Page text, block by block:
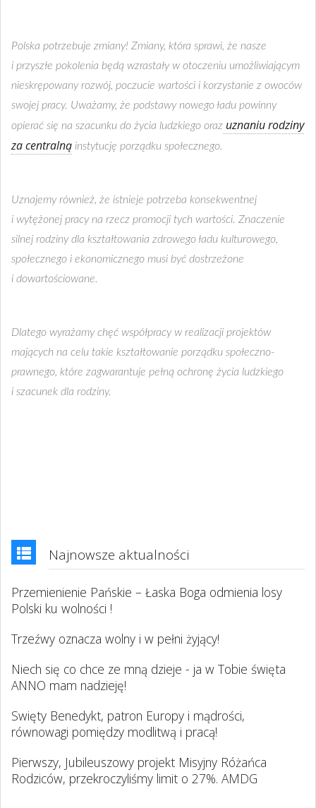
Polska potrzebuje zmiany! Zmiany, która sprawi, że nasze
i przyszłe pokolenia będą wzrastały w otoczeniu umożliwiającym
nieskrępowany rozwój, poczucie wartości i korzystanie z owoców
swojej pracy. Uważamy, że podstawy nowego ładu powinny
opierać się na szacunku do życia ludzkiego oraz uznaniu rodziny
za centralną instytucję porządku społecznego.
Uznajemy również, że istnieje potrzeba konsekwentnej
i wytężonej pracy na rzecz promocji tych wartości. Znaczenie
silnej rodziny dla kształtowania zdrowego ładu kulturowego,
społecznego i ekonomicznego musi być dostrzeżone
i dowartościowane.
Dlatego wyrażamy chęć współpracy w realizacji projektów
mających na celu takie kształtowanie porządku społeczno-
prawnego, które zagwarantuje pełną ochronę życia ludzkiego
i szacunek dla rodziny.
Najnowsze aktualności
Przemienienie Pańskie – Łaska Boga odmienia losy
Polski ku wolności !
Trzeźwy oznacza wolny i w pełni żyjący!
Niech się co chce ze mną dzieje - ja w Tobie święta
ANNO mam nadzieję!
Swięty Benedykt, patron Europy i mądrości,
równowagi pomiędzy modlitwą i pracą!
Pierwszy, Jubileuszowy projekt Misyjny Różańca
Rodziców, przekroczyliśmy limit o 27%. AMDG